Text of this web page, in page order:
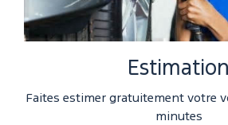
Estimation
Faites estimer gratuitement votre
minutes